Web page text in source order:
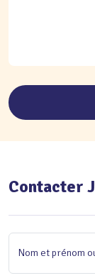
Contacter
Nom et prénom